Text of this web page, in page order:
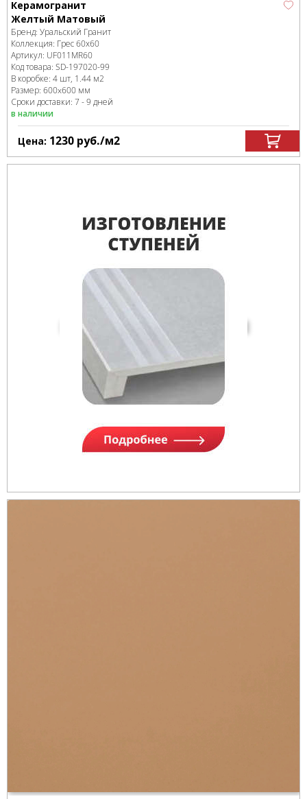
Керамогранит
Желтый Матовый
Бренд: Уральский Гранит
Коллекция: Грес 60х60
Артикул: UF011MR60
Код товара: SD-197020-99
В коробке: 4 шт, 1.44 м2
Размер: 600x600 мм
Сроки доставки: 7 - 9 дней
в наличии
Цена: 1230 руб./м2